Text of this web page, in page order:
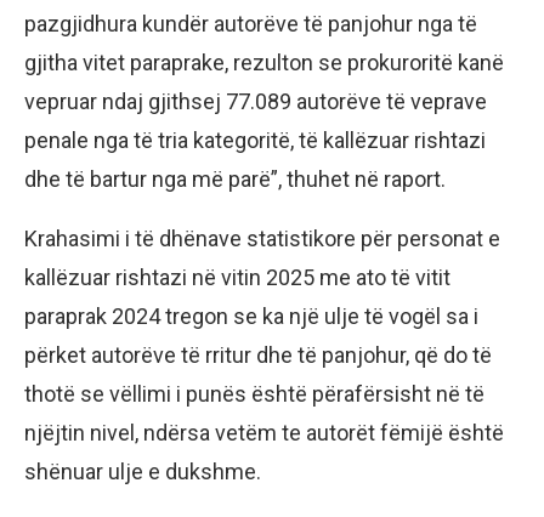
pazgjidhura kundër autorëve të panjohur nga të
gjitha vitet paraprake, rezulton se prokuroritë kanë
vepruar ndaj gjithsej 77.089 autorëve të veprave
penale nga të tria kategoritë, të kallëzuar rishtazi
dhe të bartur nga më parë”, thuhet në raport.
Krahasimi i të dhënave statistikore për personat e
kallëzuar rishtazi në vitin 2025 me ato të vitit
paraprak 2024 tregon se ka një ulje të vogël sa i
përket autorëve të rritur dhe të panjohur, që do të
thotë se vëllimi i punës është përafërsisht në të
njëjtin nivel, ndërsa vetëm te autorët fëmijë është
shënuar ulje e dukshme.